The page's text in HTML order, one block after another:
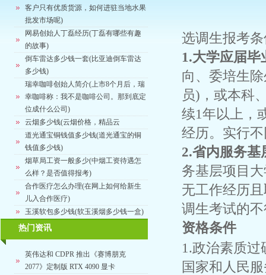
客户只有优质货源，如何进驻当地水果
批发市场呢)
网易创始人丁磊经历(丁磊有哪些有趣
的故事)
倒车雷达多少钱一套(比亚迪倒车雷达
多少钱)
瑞幸咖啡创始人简介(上市8个月后，瑞
幸咖啡称：我不是咖啡公司。那到底定
位成什么公司)
云烟多少钱(云烟价格，精品云
道光通宝铜钱值多少钱(道光通宝的铜
钱值多少钱)
烟草局工资一般多少(中烟工资待遇怎
么样？是否值得报考)
合作医疗怎么办理(在网上如何给新生
儿入合作医疗)
玉溪软包多少钱(软玉溪烟多少钱一盒)
热门资讯
英伟达和 CDPR 推出《赛博朋克
2077》定制版 RTX 4090 显卡
选调生报考
1.大学应届毕
向、委培生
员)，或本科
续1年以上，
经历。实行
2.省内服务基
务基层项目
无工作经历
调生考试的
资格条件
1.政治素质
国家和人民